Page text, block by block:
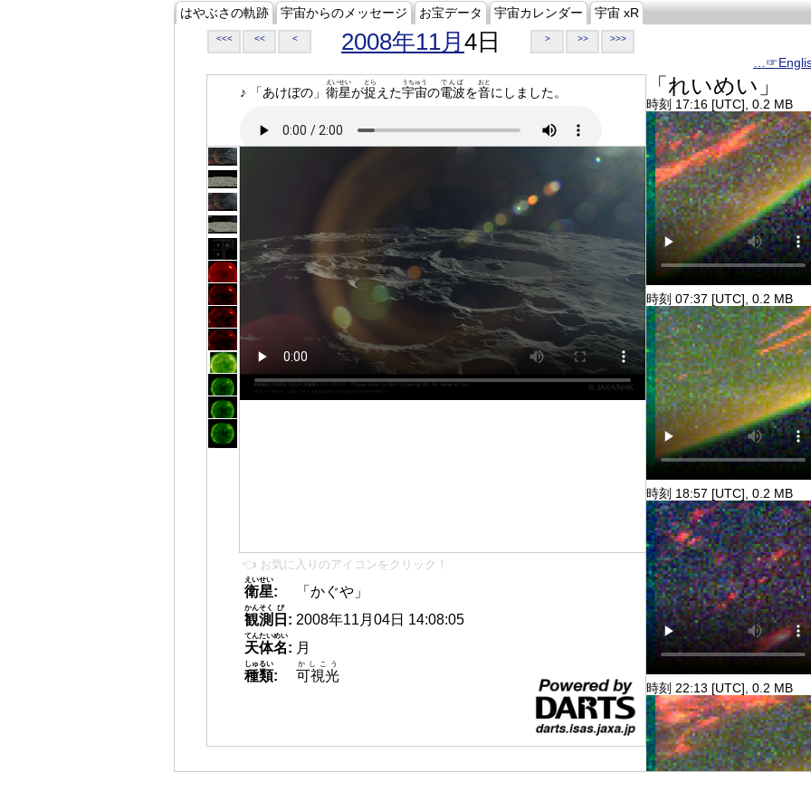
はやぶさの軌跡 宇宙からのメッセージ お宝データ 宇宙カレンダー 宇宙 xR
<<< << < 2008年11月 4日 > >> >>>
♪ 「あけぼの」 衛星
えいせい
が捉
とら
えた宇宙
うちゅう
の電波
でんぱ
を音
おと
にしました。
👈 お気に入りのアイコンをクリック！
衛星
えいせい
:
「かぐや」
観測
かんそく
日
び
: 2008年11月04日 14:08:05
天体名
てんたいめい
: 月
種類
しゅるい
: 可視光
かしこう
「れいめい」
時刻 17:16 [UTC], 0.2 MB
時刻 07:37 [UTC], 0.2 MB
時刻 18:57 [UTC], 0.2 MB
時刻 22:13 [UTC], 0.2 MB